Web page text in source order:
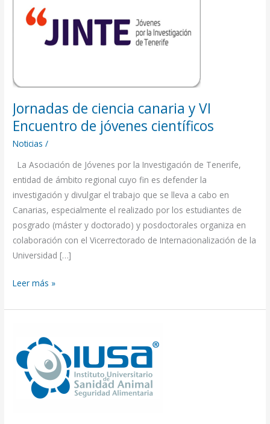
Jornadas de ciencia canaria y VI
Encuentro de jóvenes científicos
Noticias /
La Asociación de Jóvenes por la Investigación de Tenerife,
entidad de ámbito regional cuyo fin es defender la
investigación y divulgar el trabajo que se lleva a cabo en
Canarias, especialmente el realizado por los estudiantes de
posgrado (máster y doctorado) y posdoctorales organiza en
colaboración con el Vicerrectorado de Internacionalización de la
Universidad […]
ciencia
Encuentro
de
jóvenes
científicos
Leer más »
investigadores
e
investigadoras